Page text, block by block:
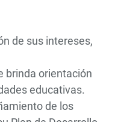
de sus intereses,
brinda orientación
educativas.
de los